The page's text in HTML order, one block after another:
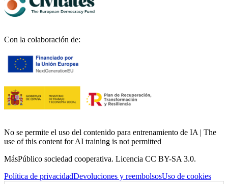
Con la colaboración de:
No se permite el uso del contenido para entrenamiento de IA | The
use of this content for AI training is not permitted
MásPúblico sociedad cooperativa. Licencia CC BY-SA 3.0.
Política de privacidadDevoluciones y reembolsosUso de cookies